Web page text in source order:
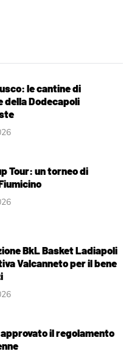
le cantine di
della Dodecapoli
Tour: un torneo di
BkL Basket Ladiapoli
Valcanneto per il bene
il regolamento